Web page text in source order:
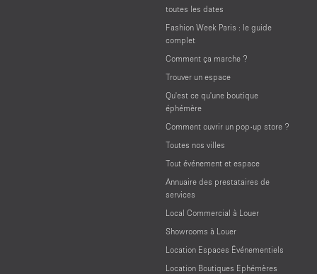
toutes les dates
Fashion Week Paris : le guide
complet
Comment ça marche ?
Trouver un espace
Qu'est ce qu'une boutique
éphémère
Comment ouvrir un pop-up store ?
Toutes nos villes
Tout événement et espace
Annuaire des prestataires de
services
Local Commercial à Louer
Showrooms à Louer
Location Espaces Événementiels
Location Boutiques Ephémères